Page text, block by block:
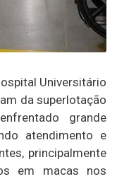
Universitário
da superlotação
grande
atendimento e
principalmente
em macas nos